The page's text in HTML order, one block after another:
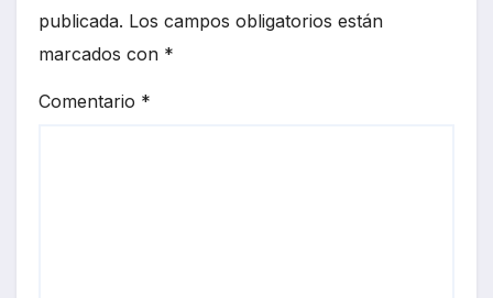
publicada. Los campos obligatorios están
marcados con *
Comentario *